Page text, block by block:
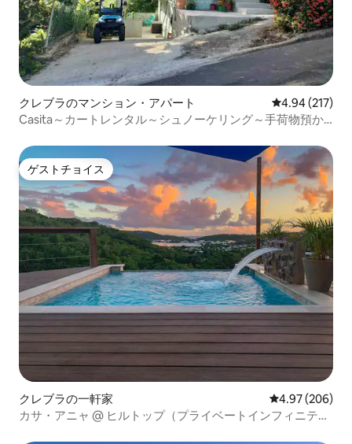
クレブラのマンション・アパート レビュー217
4.94 (217)
Casita～カートレンタル～シュノーケリング～手荷物預か
ゲストチョイス
ゲストチョイス
クレブラの一軒家 レビュー206
4.97 (206)
カサ・アニャ @ ヒルトップ（プライベートインフィニティ